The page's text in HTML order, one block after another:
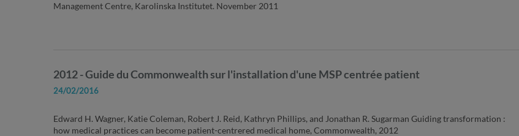
Management Centre, Karolinska Institutet. November 2011
2012 - Guide du Commonwealth sur l'installation d'une MSP centrée patient
24/02/2016
Edward H. Wagner, Katie Coleman, Robert J. Reid, Kathryn Phillips, and Jonathan R. Sugarman Guiding transformation :
how medical practices can become patient-centrered medical home, Commonwealth, 2012